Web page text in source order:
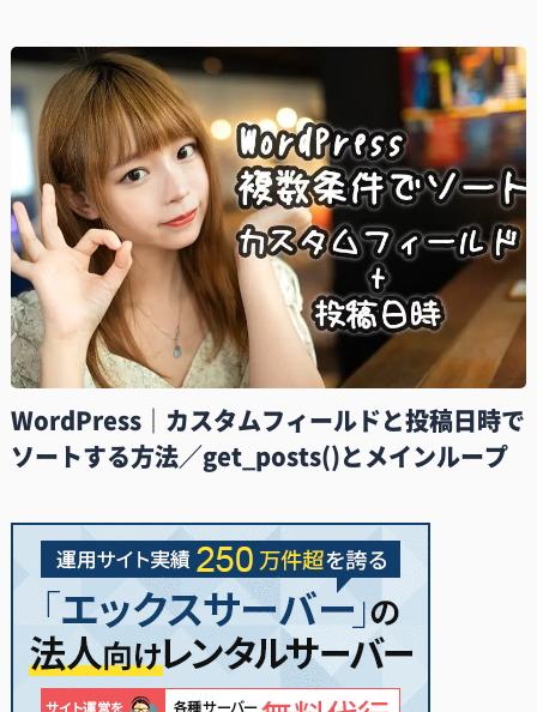
WordPress｜カスタムフィールドと投稿日時で
ソートする方法／get_posts()とメインループ